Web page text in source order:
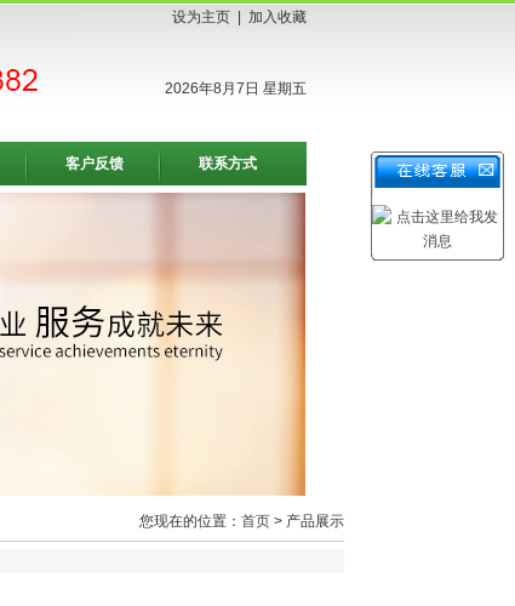
设为主页 加入收藏
2026年8月7日 星期五
客户反馈 联系方式
您现在的位置： 首页 > 产品展示